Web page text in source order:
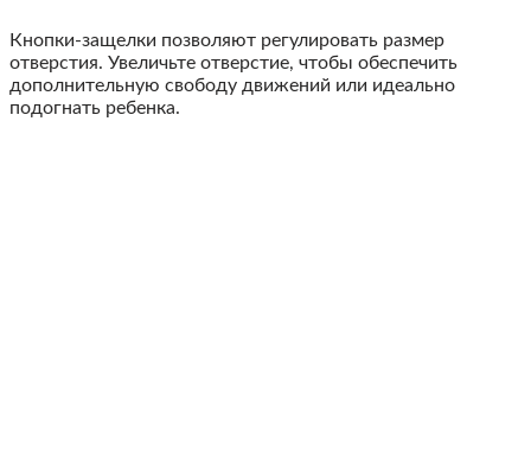
Кнопки-защелки позволяют регулировать размер
отверстия. Увеличьте отверстие, чтобы обеспечить
дополнительную свободу движений или идеально
подогнать ребенка.